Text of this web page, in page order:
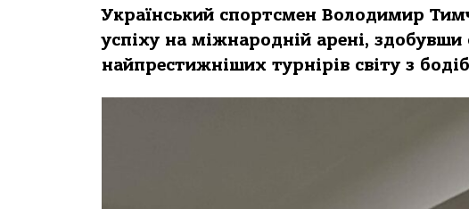
Український спортсмен Володимир
успіху на міжнародній арені,
найпрестижніших турнірів світу з